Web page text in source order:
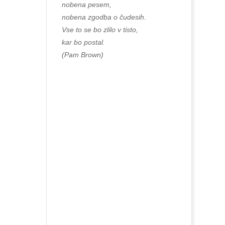
nobena pesem,
nobena zgodba o čudesih.
Vse to se bo zlilo v tisto,
kar bo postal.
(Pam Brown)